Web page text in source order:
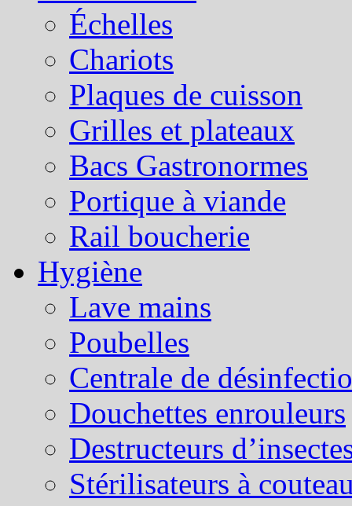
Échelles
Chariots
Plaques de cuisson
Grilles et plateaux
Bacs Gastronormes
Portique à viande
Rail boucherie
Hygiène
Lave mains
Poubelles
Centrale de
Douchettes enrouleurs
Destructeurs
Stérilisateurs à